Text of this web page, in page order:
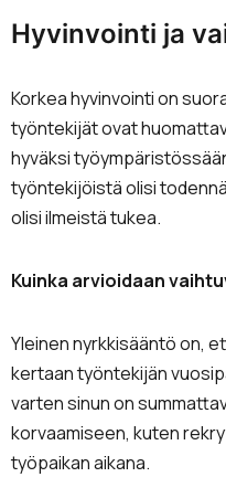
Hyvinvointi ja
Korkea hyvinvointi on
työntekijät ovat
hyväksi
työntekijöistä olisi
olisi ilmeistä tukea.
Kuinka arvioidaan
Yleinen nyrkkisääntö on,
kertaan työntekijän
varten sinun on
korvaamiseen, kuten
työpaikan aikana.